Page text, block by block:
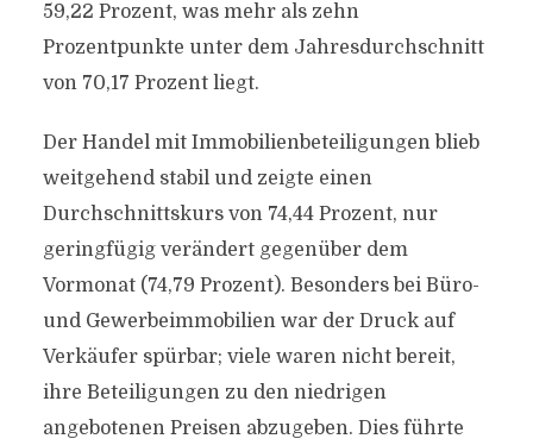
59,22 Prozent, was mehr als zehn
Prozentpunkte unter dem Jahresdurchschnitt
von 70,17 Prozent liegt.
Der Handel mit Immobilienbeteiligungen blieb
weitgehend stabil und zeigte einen
Durchschnittskurs von 74,44 Prozent, nur
geringfügig verändert gegenüber dem
Vormonat (74,79 Prozent). Besonders bei Büro-
und Gewerbeimmobilien war der Druck auf
Verkäufer spürbar; viele waren nicht bereit,
ihre Beteiligungen zu den niedrigen
angebotenen Preisen abzugeben. Dies führte